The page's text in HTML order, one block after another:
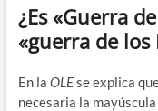
¿Es «Guerra
«guerra de los
En la OLEse explica
necesaria la